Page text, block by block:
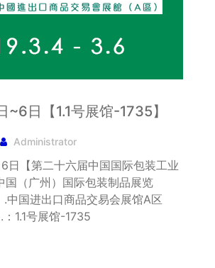
日【1.1号展馆-1735】
Administrator
日【第二十六届中国国际包装工业
国（广州）国际包装制品展览
中国进出口商品交易会展馆A区
1.1号展馆-1735